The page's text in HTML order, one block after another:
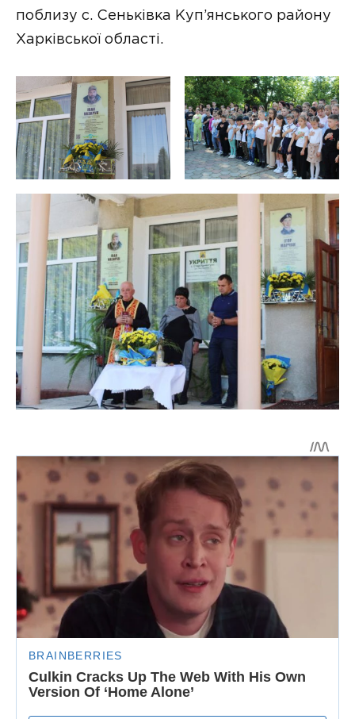
поблизу с. Сеньківка Куп’янського району
Харківської області.